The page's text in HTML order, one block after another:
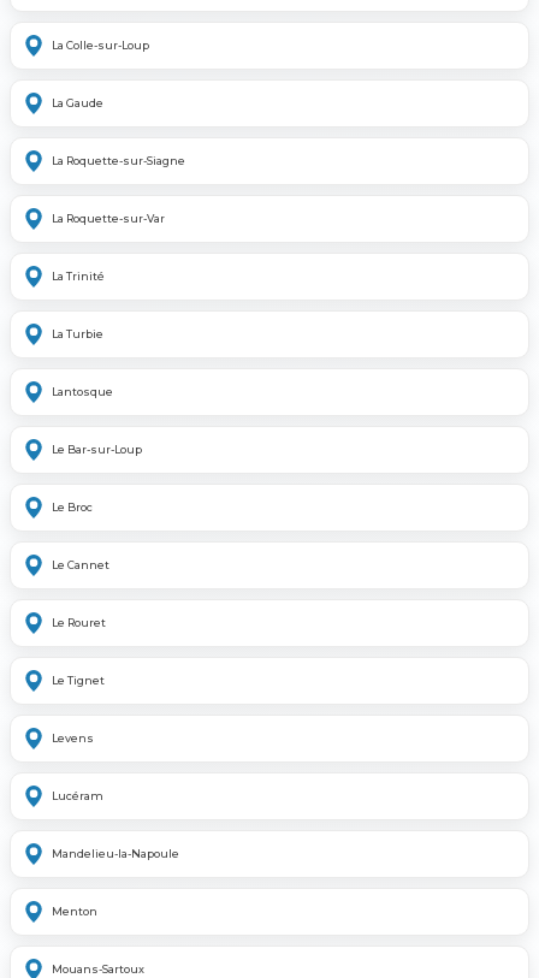
La Colle-sur-Loup
La Gaude
La Roquette-sur-Siagne
La Roquette-sur-Var
La Trinité
La Turbie
Lantosque
Le Bar-sur-Loup
Le Broc
Le Cannet
Le Rouret
Le Tignet
Levens
Lucéram
Mandelieu-la-Napoule
Menton
Mouans-Sartoux